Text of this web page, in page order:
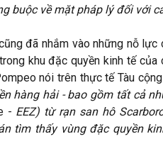
buộc về mặt pháp lý đối với
đã nhắm vào những nỗ
khu đặc quyền kinh tế
nói trên thực tế Tàu cộng
hàng hải - bao gồm tất cả
- EEZ) từ rạn san hô
tìm thấy vùng đặc quyền